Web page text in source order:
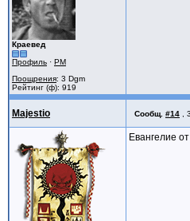
Краевед
Профиль · PM
Поощрения: 3 Dgm
Рейтинг (ф): 919
Majestio Сообщ. #14
Евангелие